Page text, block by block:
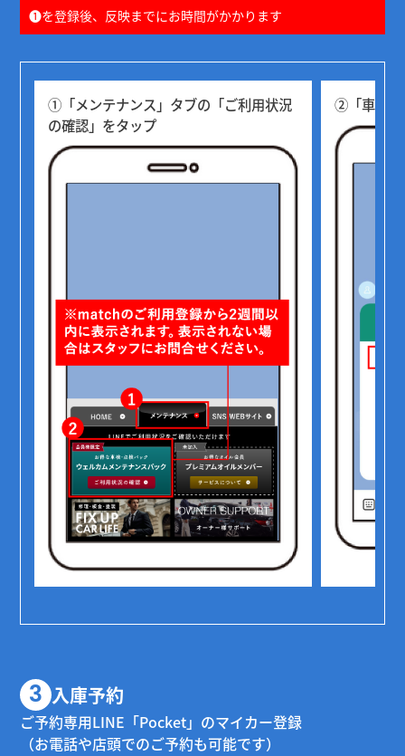
❶を登録後、反映までにお時間がかかります
①「メンテナンス」タブの「ご利用状況
の確認」をタップ
②「車両名
3 入庫予約
ご予約専用LINE「Pocket」のマイカー登録
（お電話や店頭でのご予約も可能です）